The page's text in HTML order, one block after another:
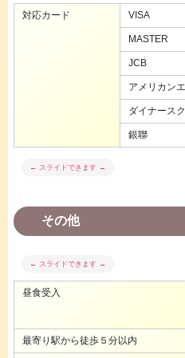
対応カード VISA
MASTER
JCB
アメリカン
ダイナース
銀聯
その他
昼食受入
最寄り駅から徒歩５分以内